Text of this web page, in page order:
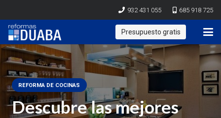
932 431 055 685 918 725
Presupuesto gratis
REFORMA DE COCINAS
Descubre las mejores